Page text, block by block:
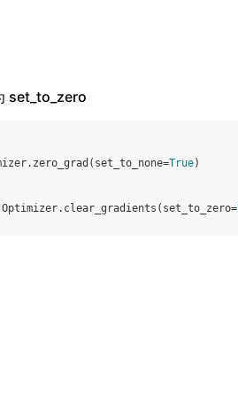
set_to_zero
. zero_grad ( set_to_none=True)
Optimizer. clear_gradients ( set_to_zero=